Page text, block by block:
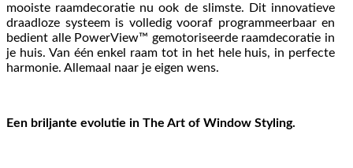
mooiste raamdecoratie nu ook de slimste. Dit innovatieve
draadloze systeem is volledig vooraf programmeerbaar en
bedient alle PowerView™ gemotoriseerde raamdecoratie in
je huis. Van één enkel raam tot in het hele huis, in perfecte
harmonie. Allemaal naar je eigen wens.
Een briljante evolutie in The Art of Window Styling.